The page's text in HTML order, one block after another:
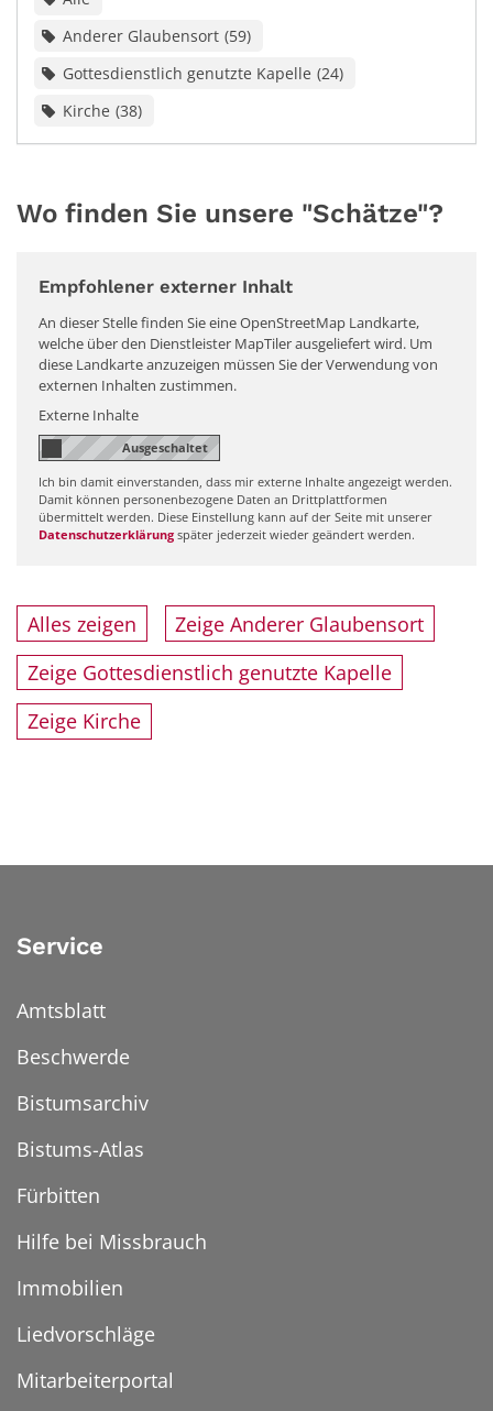
Anderer Glaubensort 59
Gottesdienstlich genutzte Kapelle 24
Kirche 38
Wo finden Sie unsere "Schätze"?
Empfohlener externer Inhalt
An dieser Stelle finden Sie eine OpenStreetMap Landkarte,
welche über den Dienstleister MapTiler ausgeliefert wird. Um
diese Landkarte anzuzeigen müssen Sie der Verwendung von
externen Inhalten zustimmen.
Externe Inhalte
Ich bin damit einverstanden, dass mir externe Inhalte angezeigt werden.
Damit können personenbezogene Daten an Drittplattformen
übermittelt werden. Diese Einstellung kann auf der Seite mit unserer
Datenschutzerklärung später jederzeit wieder geändert werden.
Alles zeigen
Zeige Anderer Glaubensort
Zeige Gottesdienstlich genutzte Kapelle
Zeige Kirche
Service
Amtsblatt
Beschwerde
Bistumsarchiv
Bistums-Atlas
Fürbitten
Hilfe bei Missbrauch
Immobilien
Liedvorschläge
Mitarbeiterportal